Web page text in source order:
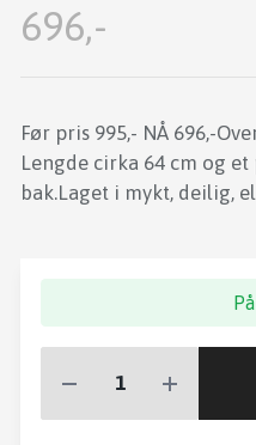
696,-
Før pris 995,- NÅ 696,-
Lengde cirka 64 cm og
bak.Laget i mykt, deilig,